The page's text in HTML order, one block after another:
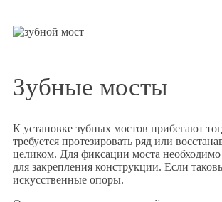
Зубные мосты
К установке зубных мостов прибегают
требуется протезировать ряд или
целиком. Для фиксации моста необходимо
для закрепления конструкции. Если
искусственные опоры.